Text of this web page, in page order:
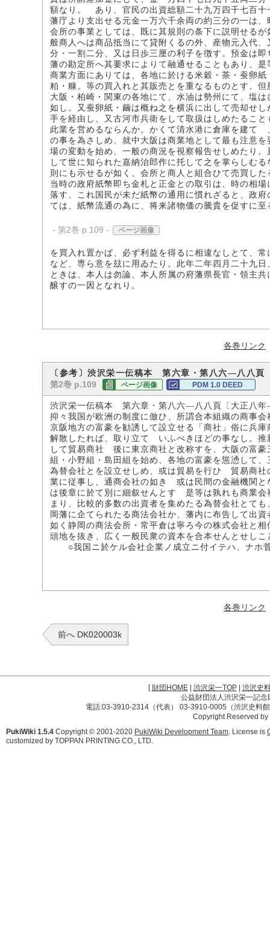
額なり。 あり、官民の出資総額二十九万四千七百十
藩庁より支出せる元金一万六千余両の約三分の一は
会所の事業としては、既に其規則の条下に説明せる
般商人へは商品抵当にて貸附くるの外、産物元入代
分・一割二分、又は日歩三厘の利子を徴す。預金は
藩の勘定所へ其要求によりて融通せることもあり、
商業方面にありては、各地に於ける米穀・茶・蚕卵
粕・糠。等の買入れと其販売とを重なるものとす。
大阪・柏崎・関東の各地にて、水油は勢州にて、塩
如し。又蚕卵紙・繭は概ね之を横浜に出して売却せ
手を経由し、又古河市兵衛をして取扱はしめたるこ
此業を営めるならんか。かくて清水港に倉庫を建て
の事を為さしめ、就中大阪は商業地として最も注意
場の変動を始め、一般の商況を視察報告せしめたり
して世に知られた嘉納治郎作に托して之を掌らしむ
則にも示せるが如く、会所と商人と組合ひて売買し
当時の政府紙幣即ち金札と正金との取引は、時の相
落す、これ国民が未だ紙幣の通用に慣れざると、政
ては、紙幣流通の為に、将来諸物価の騰貴を促すに
- 第2巻 p.109 - ページ画像
を買入れ置かば、必ず利益を得るに相違なしとて、
など、専ら意を玆に用ゐたり。此年二年四月二十九
ときは、本人は勿論、本人所属の府藩県長官・領主
醸すの一因となれり。
各巻リンク
〔参考〕渋沢栄一伝稿本 第六章・第八六―八八頁
第2巻 p.109 ページ画像 PDM 1.0 DEED
渋沢栄一伝稿本 第六章・第八六―八八頁〔大正八
抑々我国が欧洲の制度に倣ひ、所謂合本組織の商事
京阪地方の富豪を勧誘して設立せる「商社」俗に兵
解散したれば、取り立てゝいふべきほどの事なし。
して貿易商社 後に東京商社と改称すを、大阪の富
組・小野組・島田組を始め、各地の富豪を慫慂し
為替会社とを設立せしめ、或は貿易を行ひ 貿易商
業に従事し、通商会社の如き 或は民間の金融機関と
は後章に於て別に細叙せんとす 是等は孰れも商業
まり、比較的多数の出資者を集めたる為替会社とて
岡藩に企てられたる商法会社か、藩内に布告して出
如く静岡の商法会所・常平倉は寧ろ今の株式会社と
頭地を抜き、広く一般民衆の資本を合本せんとせし
○我国ニ於ケル会社企業ノ成立ニ付イテハ、ナホ
各巻リンク
前へ DK020003k
[財団HOME| 渋沢栄一TOP| 渋沢史
公益財団法人渋沢栄一記
電話:03-3910-2314（代表） 03-3910-0005（渋沢史料
Copyright Reserved
PukiWiki 1.5.4 Copyright © 2001-2020 PukiWiki Development Team. License is
customized by TOPPAN PRINTING CO., LTD.